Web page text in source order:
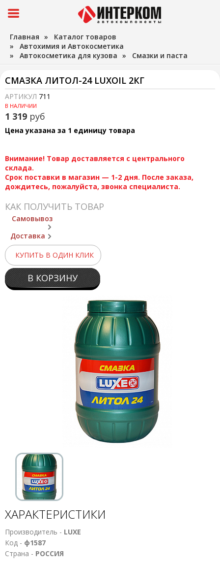
Главная » Каталог товаров
» Автохимия и Автокосметика
» Автокосметика для кузова » Смазки и паста
СМАЗКА ЛИТОЛ-24 LUXOIL 2КГ
АРТИКУЛ 711
В НАЛИЧИИ
1 319 руб
Цена указана за 1 единицу товара
Внимание! Товар доставляется с центрального
склада.
Срок поставки в магазин — 1-2 дня. После заказа,
дождитесь, пожалуйста, звонка специалиста.
КАК ПОЛУЧИТЬ ТОВАР
Самовывоз
Доставка
КУПИТЬ В ОДИН КЛИК
В КОРЗИНУ
ХАРАКТЕРИСТИКИ
Производитель - LUXE
Код - ф1587
Страна - РОССИЯ